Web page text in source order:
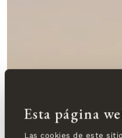
Esta página
Las cookies de este